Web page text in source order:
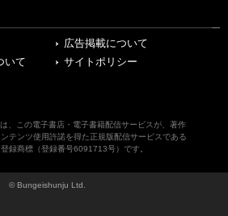
広告掲載について
いて
サイトポリシー
、この電子書店・電子書籍配信サービスが、著作
テンツ使用許諾を得た正規版配信サービスである
録商標（登録番号6091713号）です。
© Bungeishunju Ltd.